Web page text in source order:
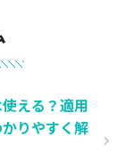
える？適用
りやすく解